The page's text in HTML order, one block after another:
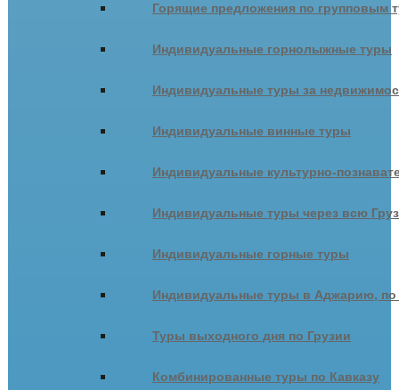
Горящие предложения по групповым
Индивидуальные горнолыжные туры
Индивидуальные туры за
Индивидуальные винные туры
Индивидуальные культурно-
Индивидуальные туры через всю
Индивидуальные горные туры
Индивидуальные туры в Аджарию,
Туры выходного дня по Грузии
Комбинированные туры по Кавказу